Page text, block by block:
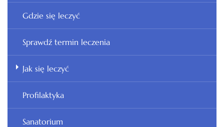
Gdzie się leczyć
Sprawdź termin leczenia
Jak się leczyć
Profilaktyka
Sanatorium